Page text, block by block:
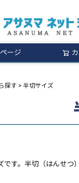
ージ
探す 半切サイズ
す。半切（はんせ